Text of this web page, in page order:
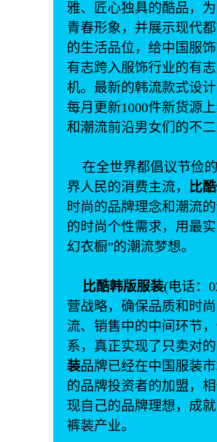
雅、匠心独具的酷品，
青春形象，并展示现代
的生活品位，给中国服
有志跨入服饰行业的有
机。最新的韩流款式设
每月更新1000件新货源
和潮流前沿男女们的不
在全世界都倡议节俭
界人民的消费主流， 比酷
时尚的品牌理念和潮流
的时尚个性需求，用最
幻衣橱”的潮流梦想。
比酷韩版服装(电话：
营战略，确保品质和时
流、销售中的中间环节
系，真正实现了只卖对
装品牌已经在中国服装
的品牌投资者的加盟，
现自己的品牌理想，成就
裤装产业。